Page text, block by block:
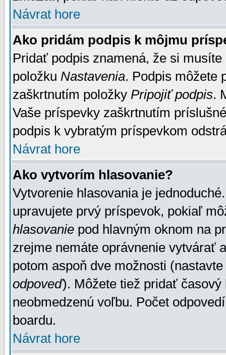
Návrat hore
Ako pridám podpis k môjmu
Pridať podpis znamená, že si
položku Nastavenia. Podpis môžete
zaškrtnutím položky Pripojiť podpis.
Vaše príspevky zaškrtnutím
podpis k vybratým príspevkom
Návrat hore
Ako vytvorím hlasovanie?
Vytvorenie hlasovania je
upravujete prvý príspevok, pokiaľ
hlasovanie pod hlavným oknom na
zrejme nemáte oprávnenie vytvárať
potom aspoň dve možnosti
odpoveď). Môžete tiež pridať
neobmedzenú voľbu. Počet
boardu.
Návrat hore